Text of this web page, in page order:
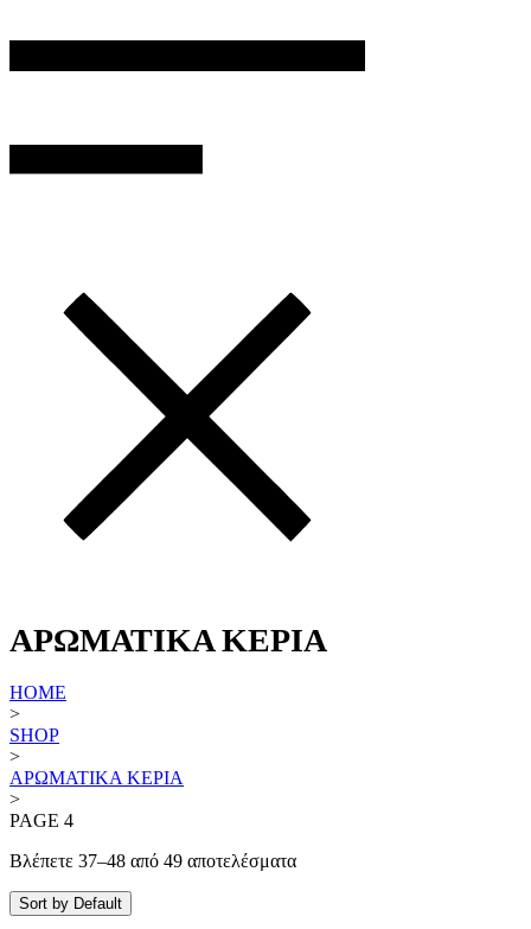
ΑΡΩΜΑΤΙΚΆ ΚΕΡΙΆ
HOME
>
SHOP
>
ΑΡΩΜΑΤΙΚΆ ΚΕΡΙΆ
>
PAGE 4
Βλέπετε 37–48 από 49 αποτελέσματα
Sort by Default